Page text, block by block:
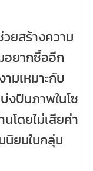
ยสร้างความ
อยากซื้ออีก
มเหมาะกับ
งปันภาพในโซ
โดยไม่เสียค่า
นิยมในกลุ่ม